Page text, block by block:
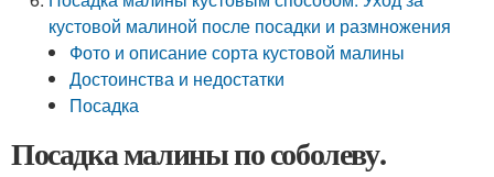
кустовой малиной после посадки и размножения
Фото и описание сорта кустовой малины
Достоинства и недостатки
Посадка
Посадка малины по соболеву.